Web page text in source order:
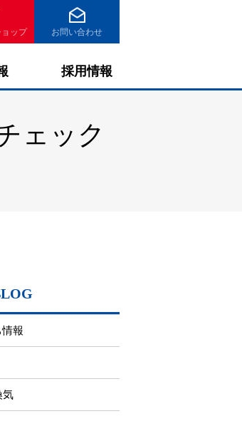
ップ お問い合わせ
採用情報
ェック
報
気